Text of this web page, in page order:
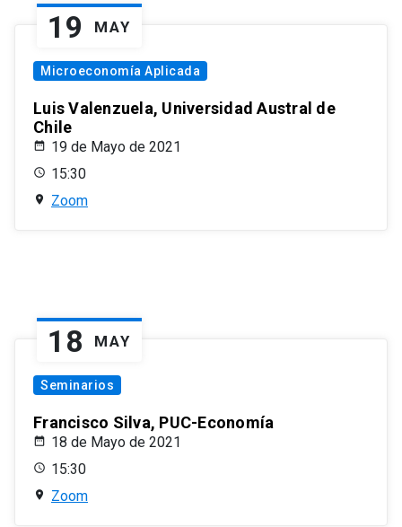
19 MAY
Microeconomía Aplicada
Luis Valenzuela, Universidad Austral de
Chile
19 de Mayo de 2021
15:30
Zoom
18 MAY
Seminarios
Francisco Silva, PUC-Economía
18 de Mayo de 2021
15:30
Zoom